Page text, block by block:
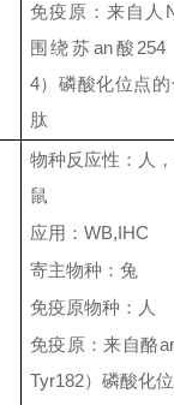
免疫原：来自人
围绕苏an酸 254
4）磷酸化位点
肽
物种反应性：人
鼠
应用： WB,IHC
寄主物种：兔
免疫原物种：人
免疫原：来自酪
Tyr182）磷酸化